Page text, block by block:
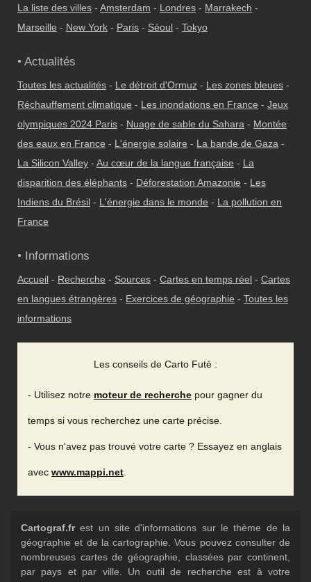
La liste des villes - Amsterdam - Londres - Marrakech -
Marseille - New York - Paris - Séoul - Tokyo
• Actualités
Toutes les actualités - Le détroit d'Ormuz - Les zones bleues -
Réchauffement climatique - Les inondations en France - Jeux
olympiques 2024 Paris - Nuage de sable du Sahara - Montée
des eaux en France - L'énergie solaire - La bande de Gaza -
La Silicon Valley - Au cœur de la langue française - La
disparition des éléphants - Déforestation Amazonie - Les
Indiens du Brésil - L'énergie dans le monde - La pollution en
France
• Informations
Accueil - Recherche - Sources - Cartes en temps réel - Cartes
en langues étrangères - Exercices de géographie - Toutes les
informations
Les conseils de Carto Futé :
- Utilisez notre moteur de recherche pour gagner du
temps si vous recherchez une carte précise.
- Vous n'avez pas trouvé votre carte ? Essayez en anglais
avec www.mappi.net
Cartograf.frest un site d'informations sur le thème de la
géographie et de la cartographie. Vous pouvez consulter de
nombreuses cartes de géographie, classées par continent,
par pays et par ville. Un outil de recherche est à votre